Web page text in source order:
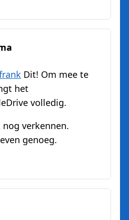
Dit! Om mee te
het
volledig.
verkennen.
genoeg.